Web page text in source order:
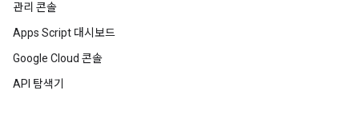
관리 콘솔
Apps Script 대시보드
Google Cloud 콘솔
API 탐색기